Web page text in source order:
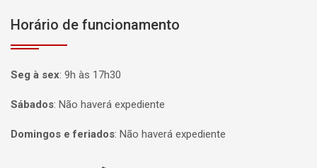
Horário de funcionamento
Seg à sex: 9h às 17h30
Sábados: Não haverá expediente
Domingos e feriados: Não haverá expediente